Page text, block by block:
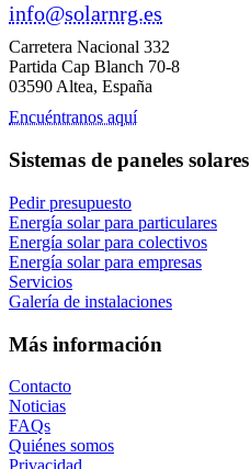
info@solarnrg.es
Carretera Nacional 332
Partida Cap Blanch 70-8
03590 Altea, España
Encuéntranos aquí
Sistemas de paneles solares
Pedir presupuesto
Energía solar para particulares
Energía solar para colectivos
Energía solar para empresas
Servicios
Galería de instalaciones
Más información
Contacto
Noticias
FAQs
Quiénes somos